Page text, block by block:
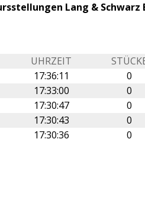
Lang & Schwarz
UHRZEIT
17:36:11
0
17:33:00
0
17:30:47
0
17:30:43
0
17:30:36 0